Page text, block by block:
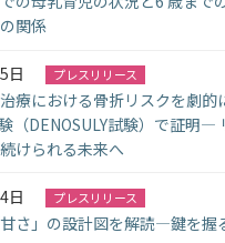
関係
日 プレスリリース
療における骨折リスクを劇
（DENOSULY試験）で証明―
けられる未来へ
日 プレスリリース
さ」の設計図を解読―鍵を握